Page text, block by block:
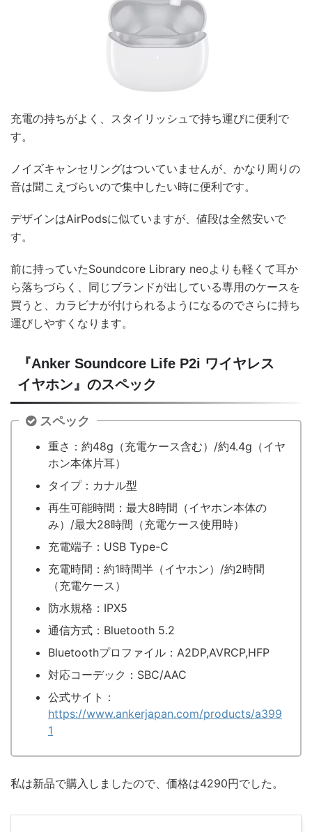
充電の持ちがよく、スタイリッシュで持ち運びに便利で
す。
ノイズキャンセリングはついていませんが、かなり周りの
音は聞こえづらいので集中したい時に便利です。
デザインはAirPodsに似ていますが、値段は全然安いで
す。
前に持っていたSoundcore Library neoよりも軽くて耳か
ら落ちづらく、同じブランドが出している専用のケースを
買うと、カラビナが付けられるようになるのでさらに持ち
運びしやすくなります。
『Anker Soundcore Life P2i ワイヤレス
イヤホン』のスペック
スペック
重さ：約48g（充電ケース含む）/約4.4g（イヤ
ホン本体片耳）
タイプ：カナル型
再生可能時間：最大8時間（イヤホン本体の
み）/最大28時間（充電ケース使用時）
充電端子：USB Type-C
充電時間：約1時間半（イヤホン）/約2時間
（充電ケース）
防水規格：IPX5
通信方式：Bluetooth 5.2
Bluetoothプロファイル：A2DP,AVRCP,HFP
対応コーデック：SBC/AAC
公式サイト：
https://www.ankerjapan.com/products/a399
1
私は新品で購入しましたので、価格は4290円でした。